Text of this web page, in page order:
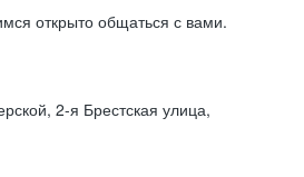
открыто общаться с вами.
2-я Брестская улица,